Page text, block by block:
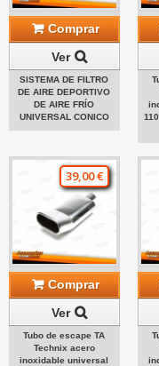
Comprar
Ver
SISTEMA DE FILTRO
DE AIRE DEPORTIVO
DE AIRE FRÍO
UNIVERSAL CONICO
39,00 €
Comprar
Ver
Tubo de escape TA
Technix acero
inoxidable universal